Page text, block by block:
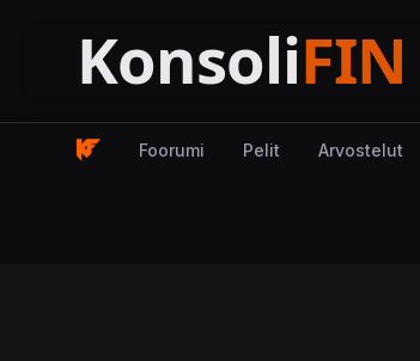
Foorumi Pelit Arvostelut